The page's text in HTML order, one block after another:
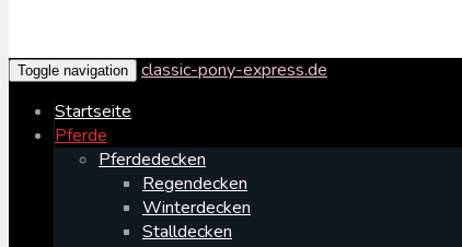
Toggle navigation
classic-pony-express.de
Startseite
Pferde
Pferdedecken
Regendecken
Winterdecken
Stalldecken